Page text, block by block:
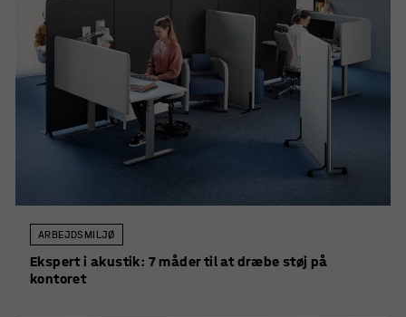
ARBEJDSMILJØ
Ekspert i akustik: 7 måder til at dræbe støj på
kontoret